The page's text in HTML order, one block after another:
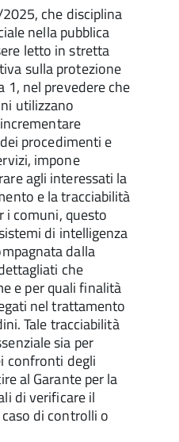
che disciplina
nella pubblica
letto in stretta
sulla protezione
1, nel prevedere che
utilizzano
procedimenti e
impone
agli interessati la
e la tracciabilità
i comuni, questo
di intelligenza
dalla
che
e per quali finalità
nel trattamento
Tale tracciabilità
sia per
confronti degli
al Garante per la
di verificare il
di controlli o